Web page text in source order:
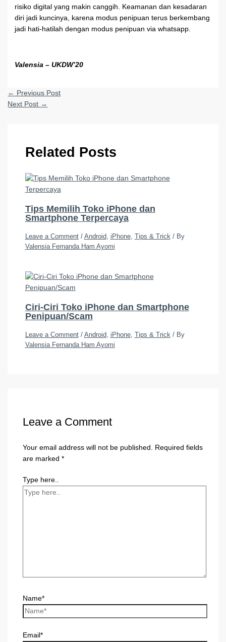
risiko digital yang makin canggih. Keamanan dan kesadaran
diri jadi kuncinya, karena modus penipuan terus berkembang
jadi hati-hatilah dengan modus penipuan via whatsapp.
Valensia – UKDW’20
← Previous Post
Next Post →
Related Posts
Tips Memilih Toko iPhone dan
Smartphone Terpercaya
Leave a Comment / Android, iPhone, Tips & Trick/ By
Valensia Fernanda Ham Ayomi
Ciri-Ciri Toko iPhone dan Smartphone
Penipuan/Scam
Leave a Comment / Android, iPhone, Tips & Trick/ By
Valensia Fernanda Ham Ayomi
Leave a Comment
Your email address will not be published.
Required fields
are marked *
Type here..
Name*
Email*